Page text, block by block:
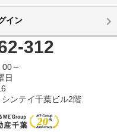
イン
312
～
日
ンテイ千葉ビル2階